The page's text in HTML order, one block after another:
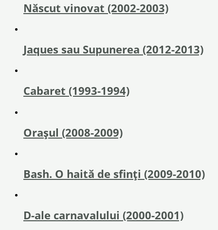
Născut vinovat (2002-2003)
Jaques sau Supunerea (2012-2013)
Cabaret (1993-1994)
Orașul (2008-2009)
Bash. O haită de sfinţi (2009-2010)
D-ale carnavalului (2000-2001)